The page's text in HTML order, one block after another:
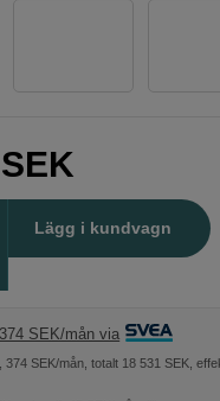
SEK
Lägg i kundvagn
SEK/mån via
374 SEK/mån, totalt 18 531 SEK,